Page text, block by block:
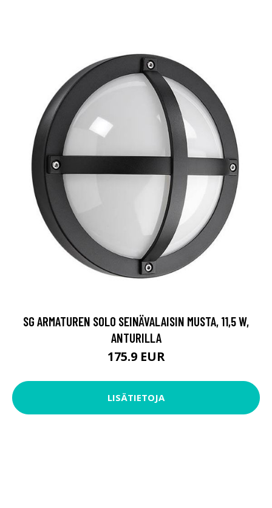
SG ARMATUREN SOLO SEINÄVALAISIN MUSTA, 11,5 W,
ANTURILLA
175.9 EUR
LISÄTIETOJA